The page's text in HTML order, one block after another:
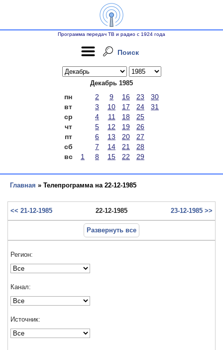
Программа передач ТВ и радио с 1924 года
Поиск
Декабрь 1985
пн 2 9 16 23
30
вт
3 10 17 24
31
ср
4 11 18
25
чт
5 12 19
26
пт
6 13 20
27
сб
7 14 21
28
вс
1 8 15 22 29
Главная » Телепрограмма на 22-12-1985
<< 21-12-1985 22-12-1985 23-12-1985 >>
Развернуть все
Регион:
Канал:
Источник: